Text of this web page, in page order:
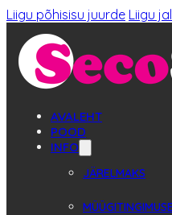
Liigu põhisisu juurde Liigu
AVALEHT
POOD
INFO
JÄRELMAKS